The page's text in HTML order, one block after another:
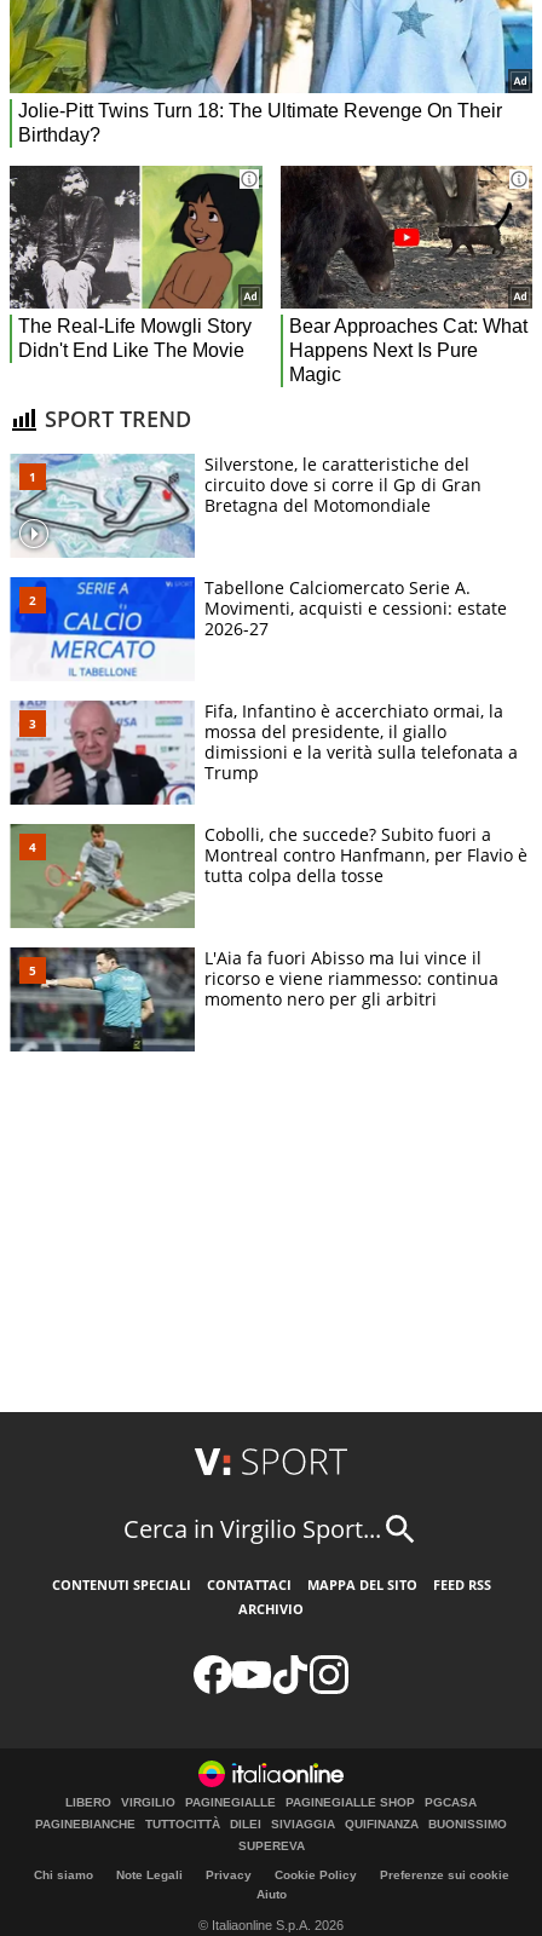
SPORT TREND
Silverstone, le caratteristiche del
circuito dove si corre il Gp di Gran
Bretagna del Motomondiale
Tabellone Calciomercato Serie A.
Movimenti, acquisti e cessioni: estate
2026-27
Fifa, Infantino è accerchiato ormai, la
mossa del presidente, il giallo
dimissioni e la verità sulla telefonata a
Trump
Cobolli, che succede? Subito fuori a
Montreal contro Hanfmann, per Flavio è
tutta colpa della tosse
L'Aia fa fuori Abisso ma lui vince il
ricorso e viene riammesso: continua
momento nero per gli arbitri
Cerca in Virgilio Sport...
CONTENUTI SPECIALI CONTATTACI MAPPA DEL SITO
FEED RSS
ARCHIVIO
LIBERO VIRGILIO PAGINEGIALLE PAGINEGIALLE SHOP
PGCASA
PAGINEBIANCHE
TUTTOCITTÀ DILEI SIVIAGGIA QUIFINANZA
BUONISSIMO
SUPEREVA
Chi siamo Note Legali Privacy Cookie Policy
Preferenze sui cookie
Aiuto
© Italiaonline S.p.A. 2026